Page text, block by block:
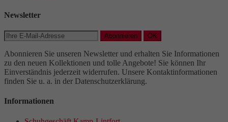
Newsletter
Abonnieren OK
Abonnieren Sie unseren Newsletter und erhalten Sie Informationen
zu den neuen Kollektionen und tolle Angebote! Sie können Ihr
Einverständnis jederzeit widerrufen. Unsere Kontaktinformationen
finden Sie u. a. in der Datenschutzerklärung.
Informationen